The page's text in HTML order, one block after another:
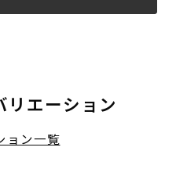
リエーション
ョン一覧